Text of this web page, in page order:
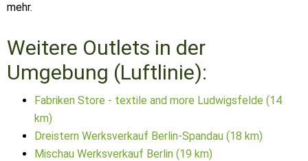
mehr.
Weitere Outlets in der
Umgebung (Luftlinie):
Fabriken Store - textile and more Ludwigsfelde (14
km)
Dreistern Werksverkauf Berlin-Spandau (18 km)
Mischau Werksverkauf Berlin (19 km)